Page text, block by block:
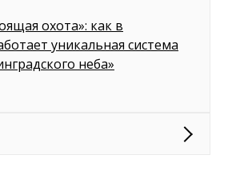
охота»: как в
уникальная система
неба»